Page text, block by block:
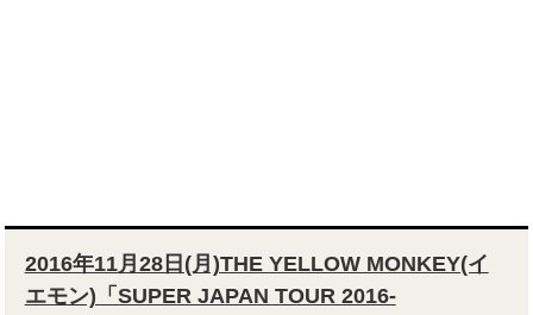
2016年11月28日(月)THE YELLOW MONKEY(イ
エモン)「SUPER JAPAN TOUR 2016-